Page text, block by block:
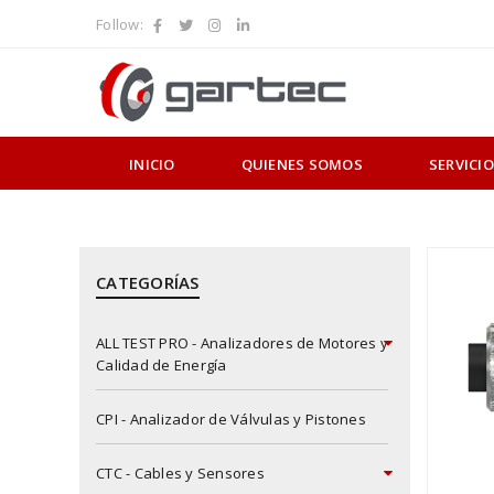
Follow:
INICIO QUIENES SOMOS
CATEGORÍAS
ALL TEST PRO - Analizadores de Motores y
Calidad de Energía
CPI - Analizador de Válvulas y Pistones
CTC - Cables y Sensores